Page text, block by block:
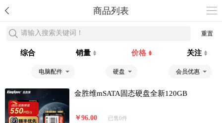
商品列表
请输入搜索关键词！ 重置
综合 销量 价格 关注
电脑配件 硬盘 会员优惠
金胜维mSATA固态硬盘全新120GB
￥96.00 已售0件